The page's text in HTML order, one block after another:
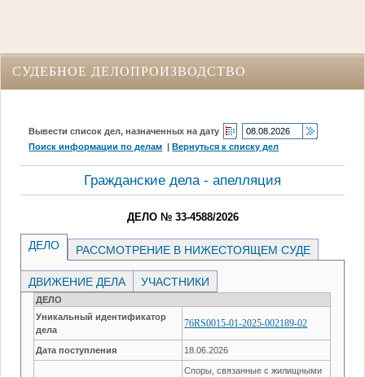
СУДЕБНОЕ ДЕЛОПРОИЗВОДСТВО
Вывести список дел, назначенных на дату
Поиск информации по делам |Вернуться к списку дел
Гражданские дела - апелляция
ДЕЛО № 33-4588/2026
ДЕЛО РАССМОТРЕНИЕ В НИЖЕСТОЯЩЕМ СУДЕ
ДВИЖЕНИЕ ДЕЛА УЧАСТНИКИ
ДЕЛО
Уникальный идентификатор
дела
76RS0015-01-2025-002189-02
Дата поступления 18.06.2026
Споры, связанные с жилищными